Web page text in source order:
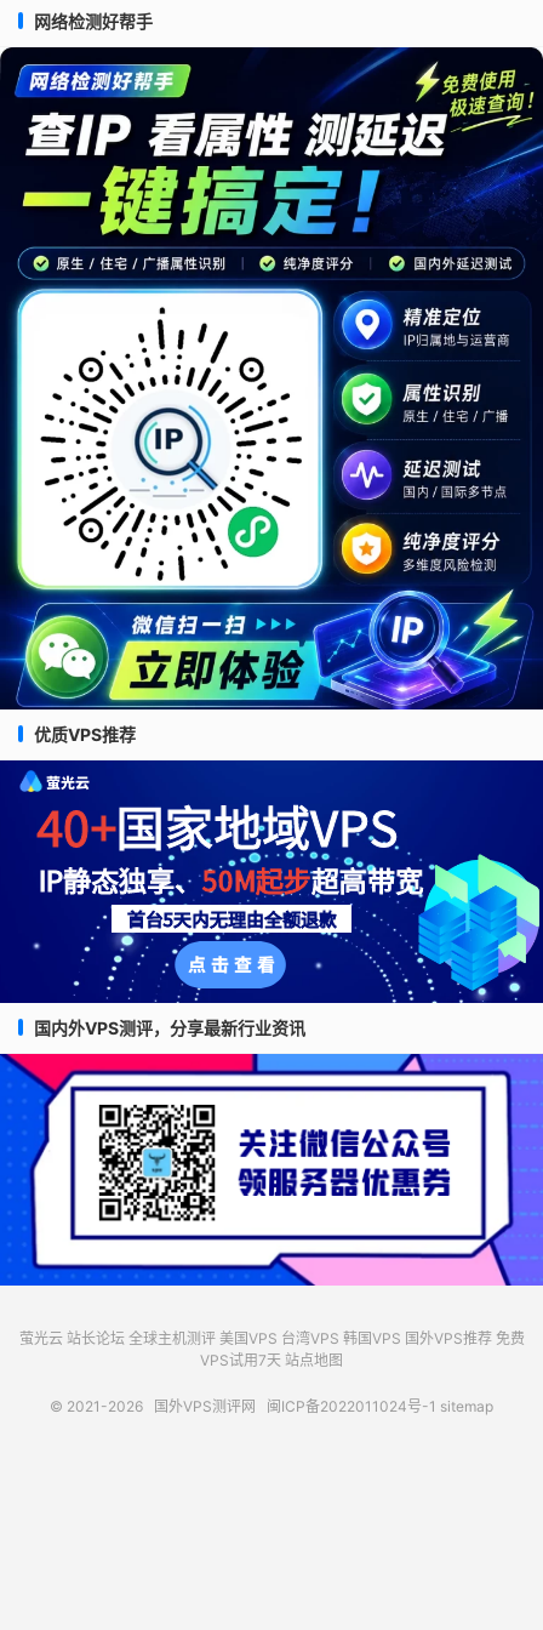
网络检测好帮手
优质VPS推荐
国内外VPS测评，分享最新行业资讯
萤光云 站长论坛 全球主机测评 美国VPS 台湾VPS 韩国VPS 国外VPS推荐 免费
VPS试用7天 站点地图
© 2021-2026 国外VPS测评网 闽ICP备2022011024号-1 sitemap